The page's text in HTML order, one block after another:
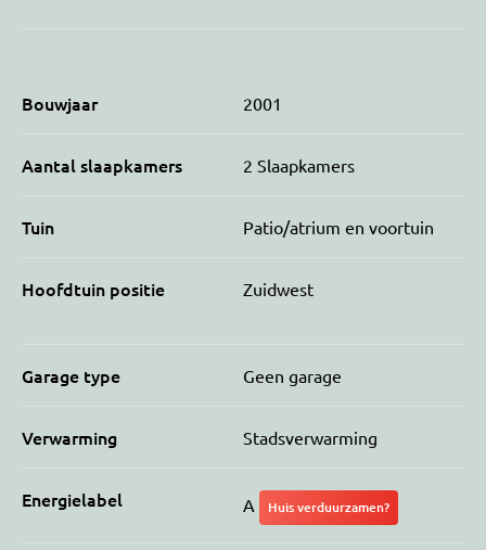
Bouwjaar 2001
Aantal slaapkamers 2 Slaapkamers
Tuin Patio/atrium en voortuin
Hoofdtuin positie Zuidwest
Garage type Geen garage
Verwarming Stadsverwarming
Energielabel A Huis verduurzamen?